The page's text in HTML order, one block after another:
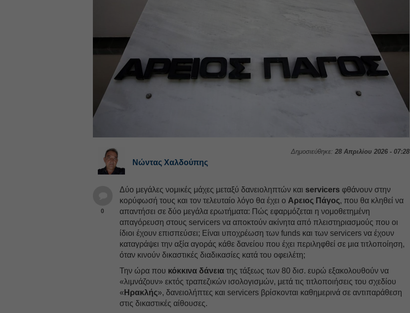
Δημοσιεύθηκε: 28 Απριλίου 2026 - 07:28
Νώντας Χαλδούπης
0
Δύο μεγάλες νομικές μάχες μεταξύ δανειοληπτών και servicersφθάνουν στην
κορύφωσή τους και τον τελευταίο λόγο θα έχει ο Αρειος Πάγος, που θα κληθεί να
απαντήσει σε δύο μεγάλα ερωτήματα: Πώς εφαρμόζεται η νομοθετημένη
απαγόρευση στους servicers να αποκτούν ακίνητα από πλειστηριασμούς που οι
ίδιοι έχουν επισπεύσει; Είναι υποχρέωση των funds και των servicers να έχουν
καταγράψει την αξία αγοράς κάθε δανείου που έχει περιληφθεί σε μια τιτλοποίηση,
όταν κινούν δικαστικές διαδικασίες κατά του οφειλέτη;
Την ώρα που κόκκινα δάνεια της τάξεως των 80 δισ. ευρώ εξακολουθούν να
«λιμνάζουν» εκτός τραπεζικών ισολογισμών, μετά τις τιτλοποιήσεις του σχεδίου
« Ηρακλής», δανειολήπτες και servicers βρίσκονται καθημερινά σε αντιπαράθεση
στις δικαστικές αίθουσες.